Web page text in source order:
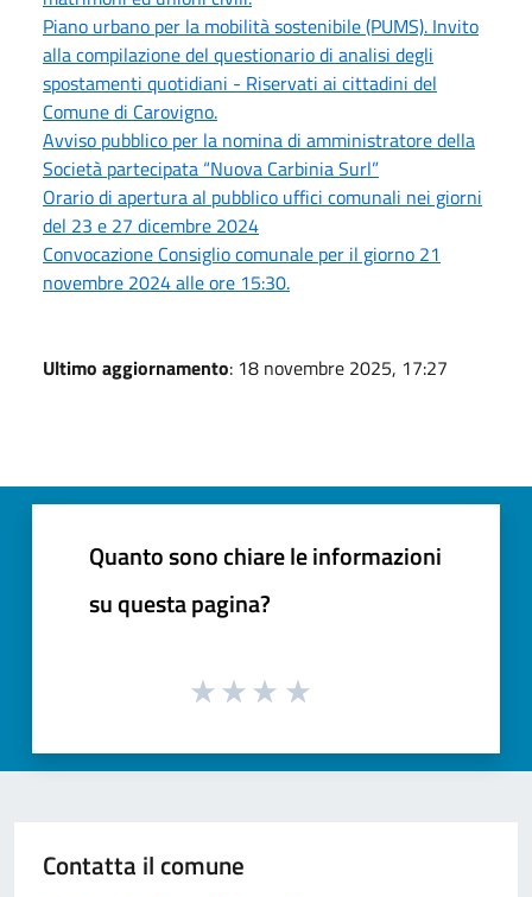
Piano urbano per la mobilità sostenibile (PUMS). Invito
alla compilazione del questionario di analisi degli
spostamenti quotidiani - Riservati ai cittadini del
Comune di Carovigno.
Avviso pubblico per la nomina di amministratore della
Società partecipata “Nuova Carbinia Surl”
Orario di apertura al pubblico uffici comunali nei giorni
del 23 e 27 dicembre 2024
Convocazione Consiglio comunale per il giorno 21
novembre 2024 alle ore 15:30.
Ultimo aggiornamento: 18 novembre 2025, 17:27
Quanto sono chiare le informazioni
su questa pagina?
Contatta il comune